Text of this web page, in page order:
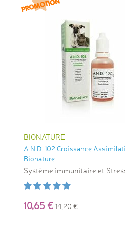
BIONATURE
A.N.D. 102 Croissance
Bionature
Système immunitaire et
10,65 14,20